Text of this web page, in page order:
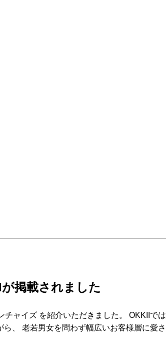
掲載されました
ャイズ を紹介いただきました。 OKKIIでは
、 老若男女を問わず幅広いお客様層に愛さ